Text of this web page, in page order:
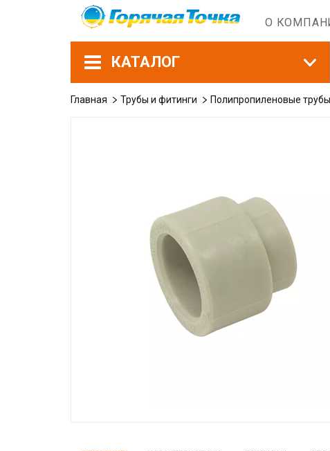
О
КАТАЛОГ
Главная Трубы и фитинги Полипропиленовые